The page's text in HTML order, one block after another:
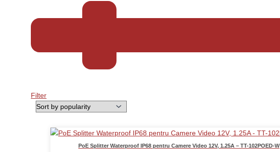
Filter
PoE Splitter Waterproof IP68 pentru Camere Video 12V, 1.25A – TT-102POED-W